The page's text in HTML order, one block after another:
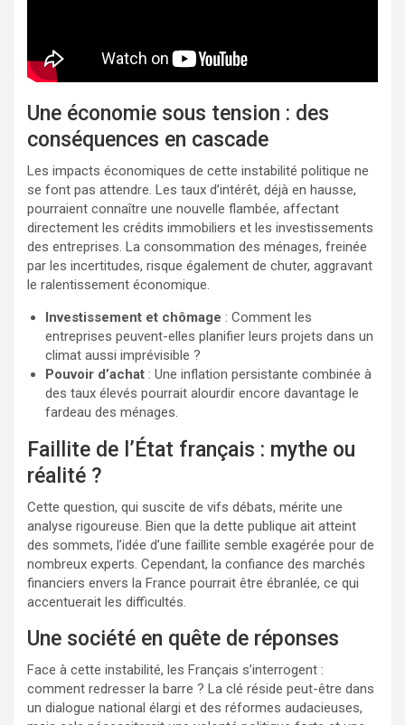
Une économie sous tension : des
conséquences en cascade
Les impacts économiques de cette instabilité politique ne
se font pas attendre. Les taux d’intérêt, déjà en hausse,
pourraient connaître une nouvelle flambée, affectant
directement les crédits immobiliers et les investissements
des entreprises. La consommation des ménages, freinée
par les incertitudes, risque également de chuter, aggravant
le ralentissement économique.
Investissement et chômage : Comment les
entreprises peuvent-elles planifier leurs projets dans un
climat aussi imprévisible ?
Pouvoir d’achat : Une inflation persistante combinée à
des taux élevés pourrait alourdir encore davantage le
fardeau des ménages.
Faillite de l’État français : mythe ou
réalité ?
Cette question, qui suscite de vifs débats, mérite une
analyse rigoureuse. Bien que la dette publique ait atteint
des sommets, l’idée d’une faillite semble exagérée pour de
nombreux experts. Cependant, la confiance des marchés
financiers envers la France pourrait être ébranlée, ce qui
accentuerait les difficultés.
Une société en quête de réponses
Face à cette instabilité, les Français s’interrogent :
comment redresser la barre ? La clé réside peut-être dans
un dialogue national élargi et des réformes audacieuses,